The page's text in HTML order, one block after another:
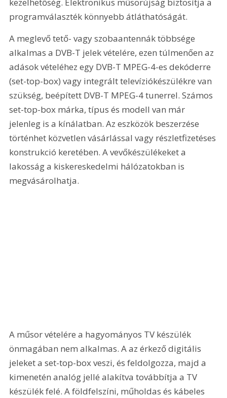
kezelhetőség. Elektronikus műsorújság biztosítja a
programválaszték könnyebb átláthatóságát.
A meglevő tető- vagy szobaantennák többsége
alkalmas a DVB-T jelek vételére, ezen túlmenően az
adások vételéhez egy DVB-T MPEG-4-es dekóderre
(set-top-box) vagy integrált televíziókészülékre van
szükség, beépített DVB-T MPEG-4 tunerrel. Számos
set-top-box márka, típus és modell van már
jelenleg is a kínálatban. Az eszközök beszerzése
történhet közvetlen vásárlással vagy részletfizetéses
konstrukció keretében. A vevőkészülékeket a
lakosság a kiskereskedelmi hálózatokban is
megvásárolhatja.
A műsor vételére a hagyományos TV készülék
önmagában nem alkalmas. A az érkező digitális
jeleket a set-top-box veszi, és feldolgozza, majd a
kimenetén analóg jellé alakítva továbbítja a TV
készülék felé. A földfelszíni, műholdas és kábeles